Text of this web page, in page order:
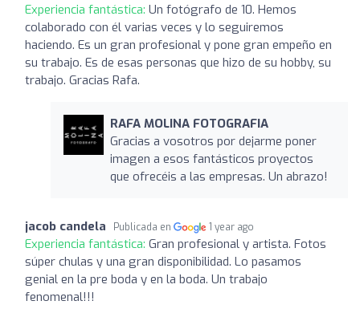
Experiencia fantástica: Un fotógrafo de 10. Hemos
colaborado con él varias veces y lo seguiremos
haciendo. Es un gran profesional y pone gran empeño en
su trabajo. Es de esas personas que hizo de su hobby, su
trabajo. Gracias Rafa.
RAFA MOLINA FOTOGRAFIA
Gracias a vosotros por dejarme poner
imagen a esos fantásticos proyectos
que ofrecéis a las empresas. Un abrazo!
jacob candela Publicada en 1 year ago
Experiencia fantástica: Gran profesional y artista. Fotos
súper chulas y una gran disponibilidad. Lo pasamos
genial en la pre boda y en la boda. Un trabajo
fenomenal!!!